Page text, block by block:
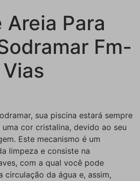
Areia Para
Fm-
sua piscina estará sempre
cor cristalina, devido ao seu
Este mecanismo é um
limpeza e consiste na
com a qual você pode
circulação da água e, assim,